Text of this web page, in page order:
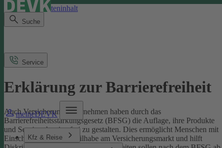
Direkt zum Seiteninhalt
Suche
meineDEVK
Kfz & Reise
Service
Erklärung zur Barrierefreiheit
Auch Versicherungsunternehmen haben durch das
Barrierefreiheitsstärkungsgesetz (BFSG) die Auflage, ihre Produkte
und Services barrierefrei zu gestalten. Dies ermöglicht Menschen mit
Einschränkungen die Teilhabe am Versicherungsmarkt und hilft